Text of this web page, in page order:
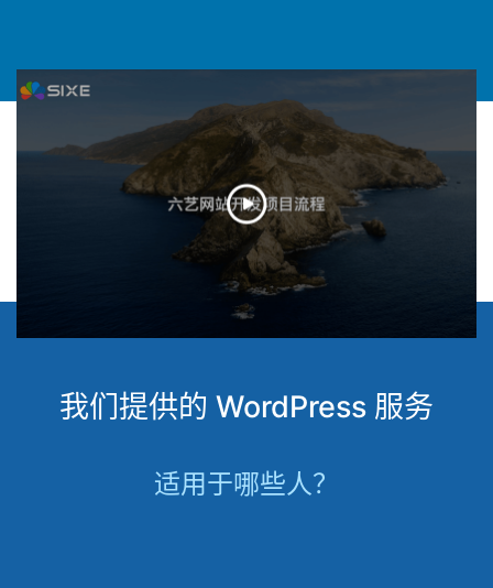
我们提供的 WordPress 服务
适用于哪些人？